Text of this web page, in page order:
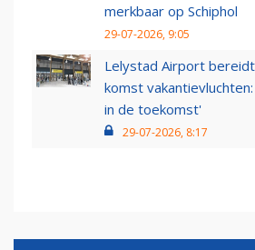
merkbaar op Schiphol
29-07-2026, 9:05
Lelystad Airport
komst
in de toekomst'
29-07-2026, 8:17